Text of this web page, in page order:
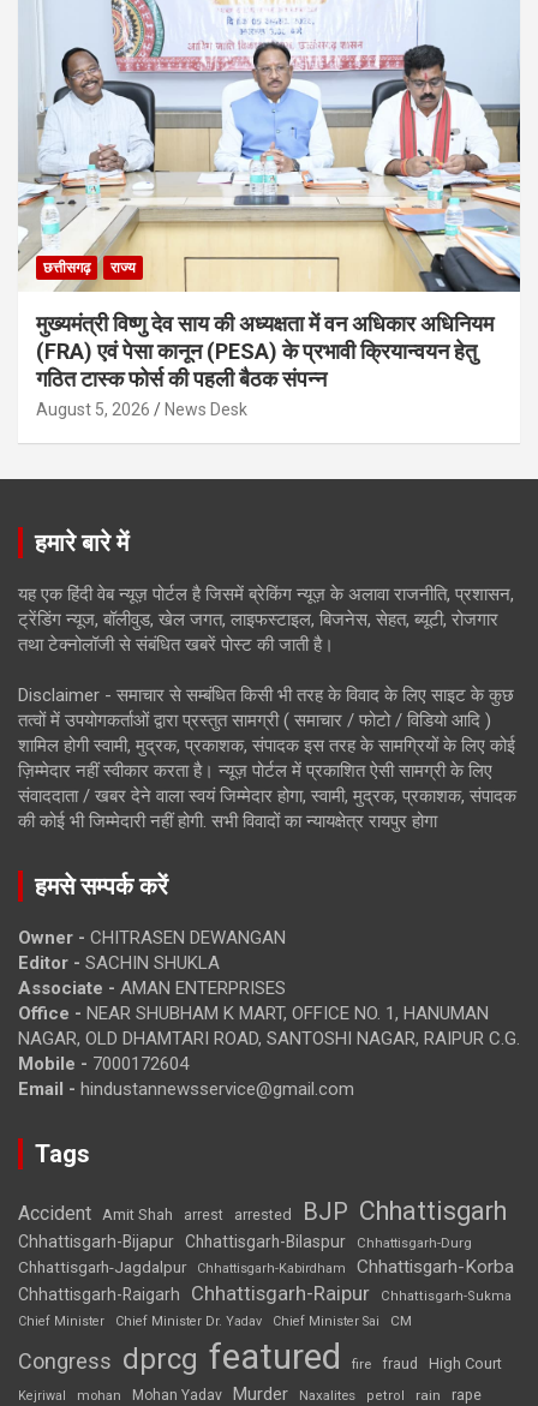
छत्तीसगढ़ राज्य
मुख्यमंत्री विष्णु देव साय की अध्यक्षता में वन अधिकार अधिनियम
(FRA) एवं पेसा कानून (PESA) के प्रभावी क्रियान्वयन हेतु
गठित टास्क फोर्स की पहली बैठक संपन्न
August 5, 2026 News Desk
हमारे बारे में
यह एक हिंदी वेब न्यूज़ पोर्टल है जिसमें ब्रेकिंग न्यूज़ के अलावा राजनीति, प्रशासन,
ट्रेंडिंग न्यूज, बॉलीवुड, खेल जगत, लाइफस्टाइल, बिजनेस, सेहत, ब्यूटी, रोजगार
तथा टेक्नोलॉजी से संबंधित खबरें पोस्ट की जाती है।
Disclaimer - समाचार से सम्बंधित किसी भी तरह के विवाद के लिए साइट के कुछ
तत्वों में उपयोगकर्ताओं द्वारा प्रस्तुत सामग्री ( समाचार / फोटो / विडियो आदि )
शामिल होगी स्वामी, मुद्रक, प्रकाशक, संपादक इस तरह के सामग्रियों के लिए कोई
ज़िम्मेदार नहीं स्वीकार करता है। न्यूज़ पोर्टल में प्रकाशित ऐसी सामग्री के लिए
संवाददाता / खबर देने वाला स्वयं जिम्मेदार होगा, स्वामी, मुद्रक, प्रकाशक, संपादक
की कोई भी जिम्मेदारी नहीं होगी. सभी विवादों का न्यायक्षेत्र रायपुर होगा
हमसे सम्पर्क करें
Owner - CHITRASEN DEWANGAN
Editor - SACHIN SHUKLA
Associate - AMAN ENTERPRISES
Office - NEAR SHUBHAM K MART, OFFICE NO. 1, HANUMAN
NAGAR, OLD DHAMTARI ROAD, SANTOSHI NAGAR, RAIPUR C.G.
Mobile - 7000172604
Email - hindustannewsservice@gmail.com
Tags
Accident Amit Shah arrest arrested BJP Chhattisgarh
Chhattisgarh-Bijapur Chhattisgarh-Bilaspur Chhattisgarh-Durg
Chhattisgarh-Jagdalpur Chhattisgarh-Kabirdham Chhattisgarh-Korba
Chhattisgarh-Raigarh Chhattisgarh-Raipur
Chhattisgarh-Sukma
Chief Minister
Chief Minister Dr. Yadav Chief Minister Sai CM
Congress dprcg featured fire fraud High Court
Kejriwal mohan Mohan Yadav Murder Naxalites petrol rain rape